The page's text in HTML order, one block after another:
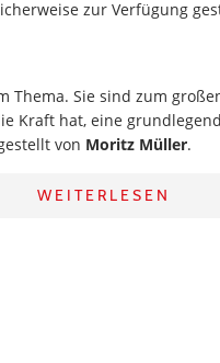
zur Verfügung
Thema. Sie sind zum
Kraft hat, eine
von Moritz Müller.
WEITERLESEN